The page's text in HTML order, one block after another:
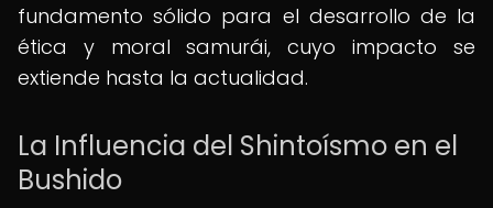
fundamento sólido para el desarrollo de la
ética y moral samurái, cuyo impacto se
extiende hasta la actualidad.
La Influencia del Shintoísmo en el
Bushido